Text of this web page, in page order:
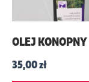
OLEJ KONOPNY
35,00zł